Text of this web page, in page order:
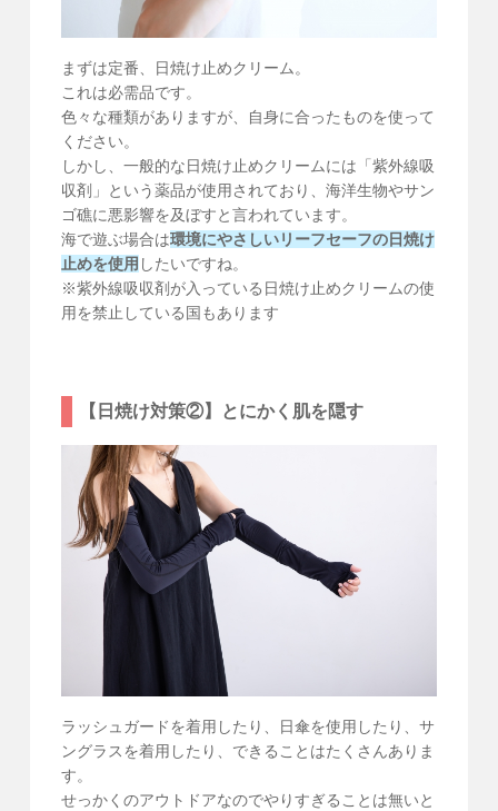
まずは定番、日焼け止めクリーム。
これは必需品です。
色々な種類がありますが、自身に合ったものを使って
ください。
しかし、一般的な日焼け止めクリームには「紫外線吸
収剤」という薬品が使用されており、海洋生物やサン
ゴ礁に悪影響を及ぼすと言われています。
海で遊ぶ場合は環境にやさしいリーフセーフの日焼け
止めを使用 したいですね。
※紫外線吸収剤が入っている日焼け止めクリームの使
用を禁止している国もあります
【日焼け対策②】とにかく肌を隠す
ラッシュガードを着用したり、日傘を使用したり、サ
ングラスを着用したり、できることはたくさんありま
す。
せっかくのアウトドアなのでやりすぎることは無いと